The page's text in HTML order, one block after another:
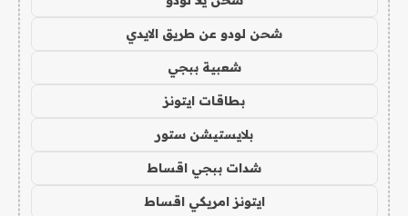
شحن لودو عن طريق الايدي
شعبية ببجي
بطاقات ايتونز
بلايستيشن ستور
شدات ببجي اقساط
ايتونز امريكي اقساط